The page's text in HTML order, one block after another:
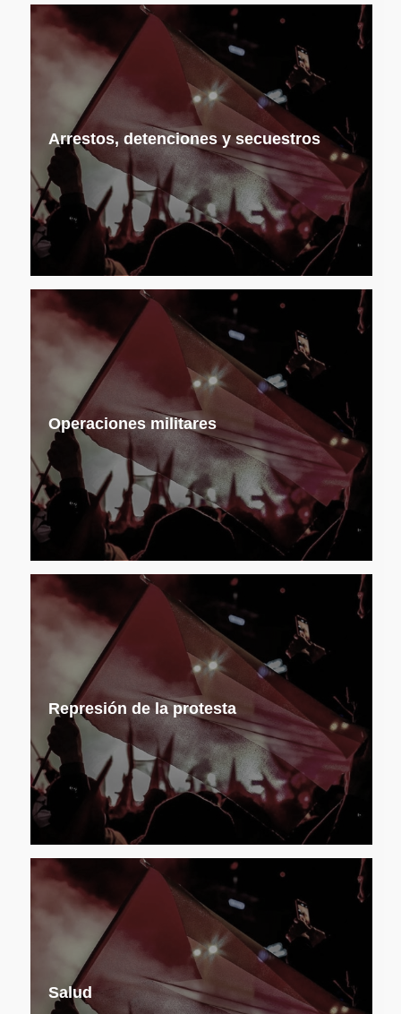
Arrestos, detenciones y secuestros
Operaciones militares
Represión de la protesta
Salud